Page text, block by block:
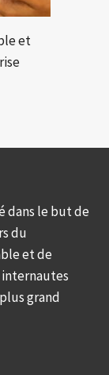
et
dans le but de
du
et de
internautes
grand